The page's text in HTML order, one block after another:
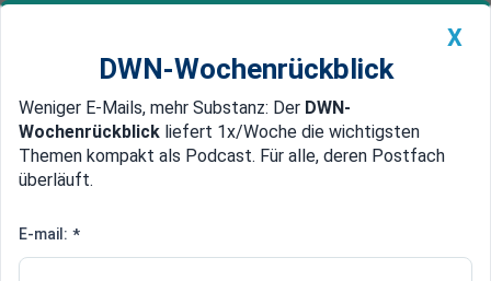
Newsticker MEIN DWN: Geldanlage Premium
Edelmetalle DWN-Magazin China
Angeblich Terrorgefahr
Köln verhängt LKW-Fahrverbot
X
DWN-Wochenrückblick
Weniger E-Mails, mehr Substanz: Der DWN-
Wochenrückblick liefert 1x/Woche die wichtigsten
Themen kompakt als Podcast. Für alle, deren Postfach
überläuft.
E-mail: *